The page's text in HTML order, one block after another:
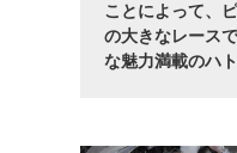
ことによって、
の大きなレース
な魅力満載のハ